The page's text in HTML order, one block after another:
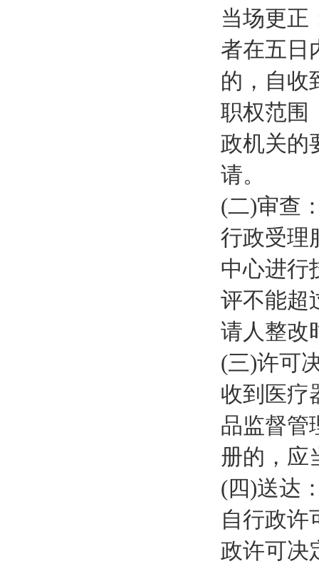
当场更正
者在五日
的，自收
职权范围
政机关的
请。
(二)审查
行政受理
中心进行
评不能超
请人整改
(三)许可
收到医疗
品监督管
册的，应
(四)送达
自行政许
政许可决